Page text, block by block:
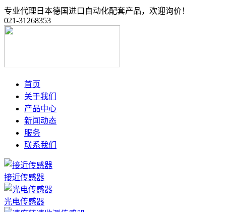
专业代理日本德国进口自动化配套产品，欢迎询价！
021-31268353
首页
关于我们
产品中心
新闻动态
服务
联系我们
接近传感器
光电传感器